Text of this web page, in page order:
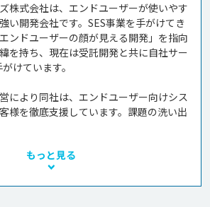
株式会社は、エンドユーザーが使いやす
い開発会社です。SES事業を手がけてき
ンドユーザーの顔が見える開発」を指向
を持ち、現在は受託開発と共に自社サー
けています。
により同社は、エンドユーザー向けシス
様を徹底支援しています。課題の洗い出
もっと見る